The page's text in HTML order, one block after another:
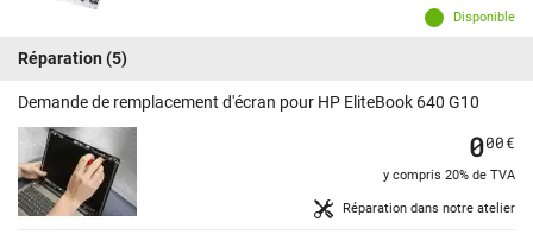
Disponible
Réparation (5)
Demande de remplacement d'écran pour HP EliteBook 640 G10
Réparation dans notre atelier
000€
y compris 20% de TVA